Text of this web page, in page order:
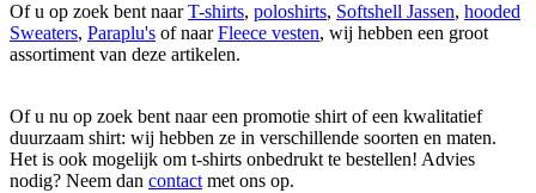
Of u op zoek bent naarT-shirts, poloshirts, Softshell Jassen, hooded
Sweaters, Paraplu's of naarFleece vesten, wij hebben een groot
assortiment van deze artikelen.
Of u nu op zoek bent naar een promotie shirt of een kwalitatief
duurzaam shirt: wij hebben ze in verschillende soorten en maten.
Het is ook mogelijk om t-shirts onbedrukt te bestellen! Advies
nodig? Neem dan contact met ons op.